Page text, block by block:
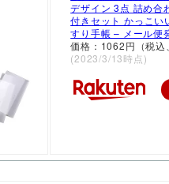
デザイン 3点 詰め合
付きセット かっこい
すり手帳 – メール便
価格：1062円（税込
(2023/3/13時点)